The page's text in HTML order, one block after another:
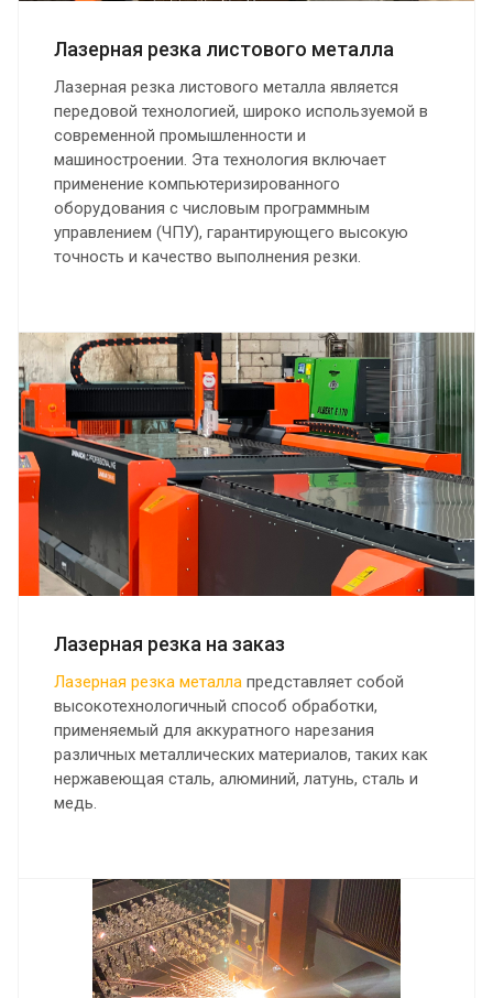
Лазерная резка листового металла
Лазерная резка листового металла является
передовой технологией, широко используемой в
современной промышленности и
машиностроении. Эта технология включает
применение компьютеризированного
оборудования с числовым программным
управлением (ЧПУ), гарантирующего высокую
точность и качество выполнения резки.
Лазерная резка на заказ
Лазерная резка металла представляет собой
высокотехнологичный способ обработки,
применяемый для аккуратного нарезания
различных металлических материалов, таких как
нержавеющая сталь, алюминий, латунь, сталь и
медь.